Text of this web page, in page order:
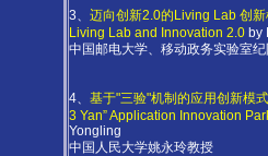
3、 迈向创新2.0的Living Lab 创新
Living Lab and Innovation 2.0by
中国邮电大学、移动政务实验室
4、 基于"三验"机制的应用创新模
3 Yan” Application Innovation
Yongling
中国人民大学姚永玲教授